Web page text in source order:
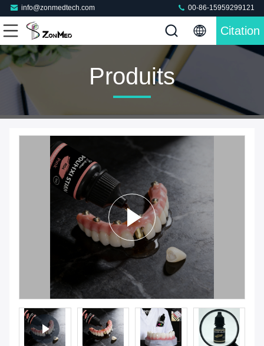
info@zonmedtech.com 00-86-15959299121
Citation
Produits